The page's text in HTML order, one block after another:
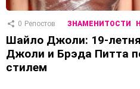
0 Репостов ЗНАМЕНИТОСТИ
Шайло Джоли: 19-
Джоли и Брэда Питта
стилем